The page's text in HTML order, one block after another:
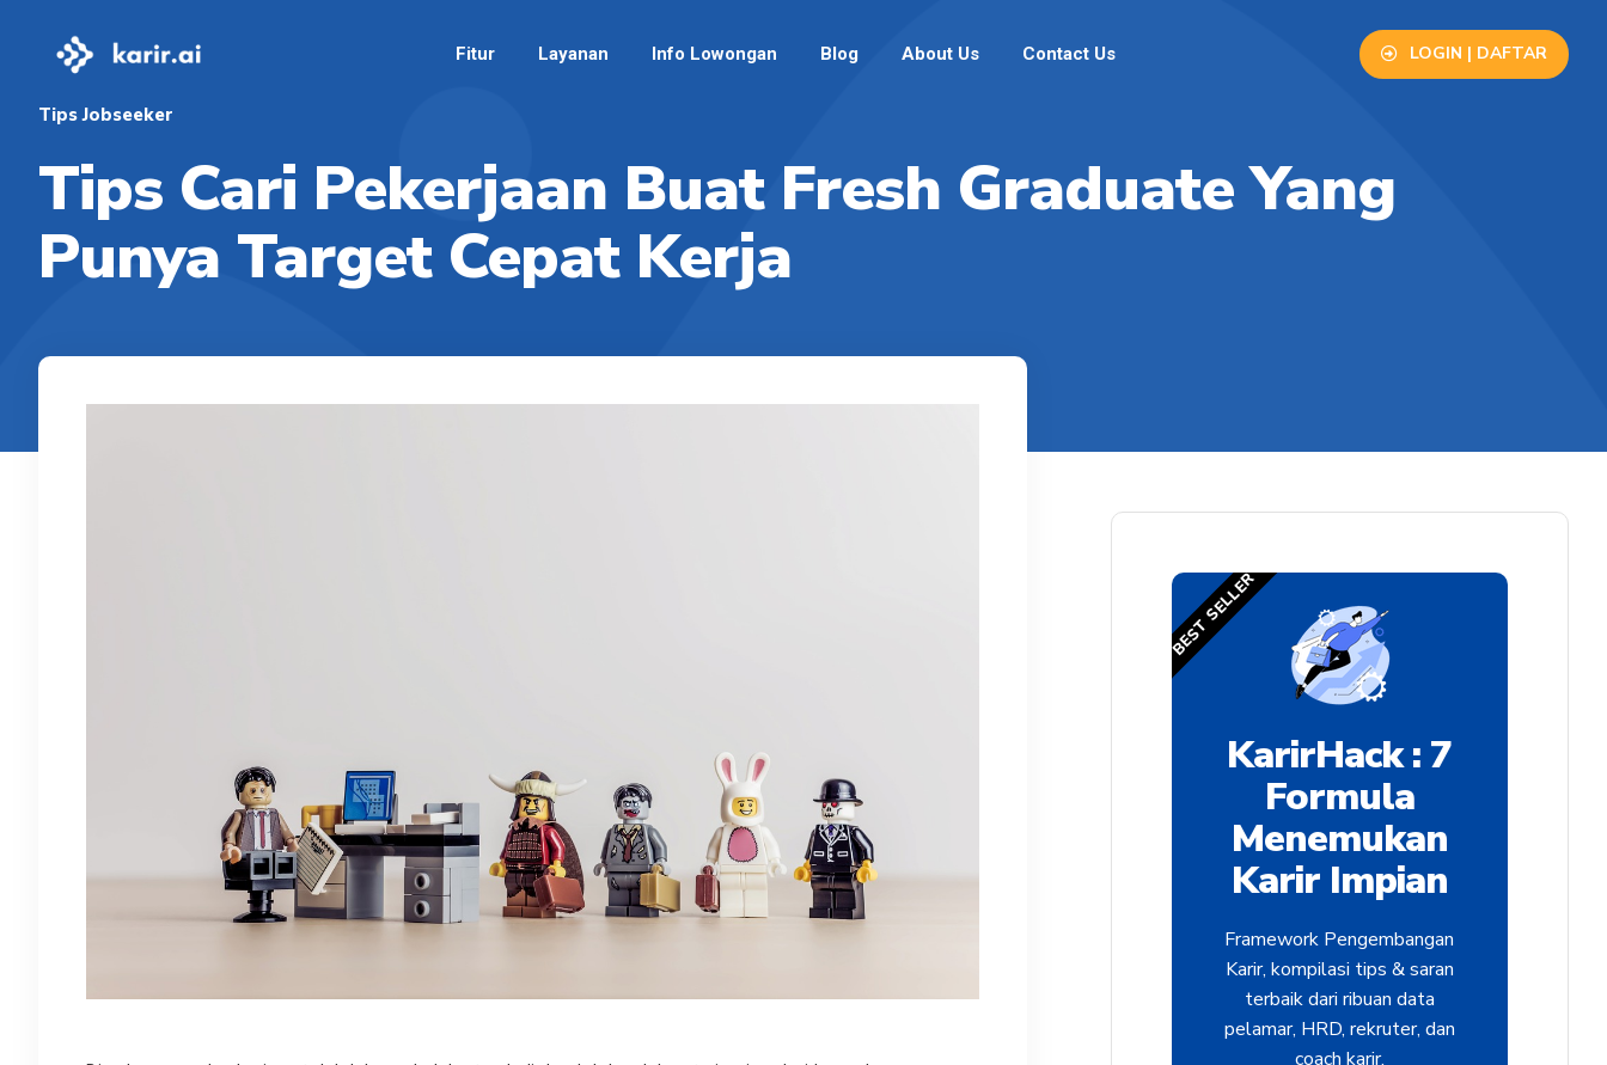
Fitur Layanan Info Lowongan Blog About Us Contact Us LOGIN | DAFTAR
Tips Jobseeker
Tips Cari Pekerjaan Buat Fresh Graduate Yang
Punya Target Cepat Kerja
KarirHack : 7
Formula
Menemukan
Karir Impian
Framework Pengembangan
Karir, kompilasi tips & saran
terbaik dari ribuan data
pelamar, HRD, rekruter, dan
coach karir.
BEST SELLER